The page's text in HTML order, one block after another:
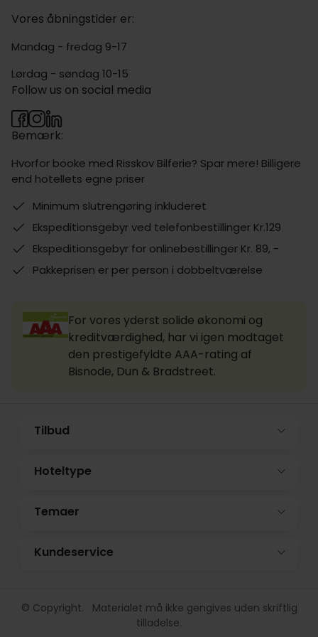
Vores åbningstider er:
Mandag - fredag 9-17
Lørdag - søndag 10-15
Bemærk:
Hvorfor booke med Risskov Bilferie? Spar mere! Billigere
end hotellets egne priser
Minimum slutrengøring inkluderet
Ekspeditionsgebyr ved telefonbestillinger Kr.129
Ekspeditionsgebyr for onlinebestillinger Kr. 89, -
Pakkeprisen er per person i dobbeltværelse
Follow us on social media
For vores yderst solide økonomi og
kreditværdighed, har vi igen modtaget
den prestigefyldte AAA-rating af
Bisnode, Dun & Bradstreet.
Tilbud
Hoteltype
Temaer
Kundeservice
© Copyright. Materialet må ikke gengives uden skriftlig
tilladelse.